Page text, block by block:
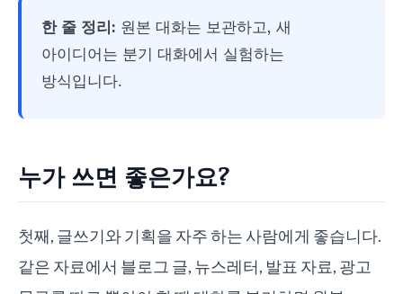
한 줄 정리: 원본 대화는 보관하고, 새
아이디어는 분기 대화에서 실험하는
방식입니다.
누가 쓰면 좋은가요?
첫째, 글쓰기와 기획을 자주 하는 사람에게 좋습니다.
같은 자료에서 블로그 글, 뉴스레터, 발표 자료, 광고